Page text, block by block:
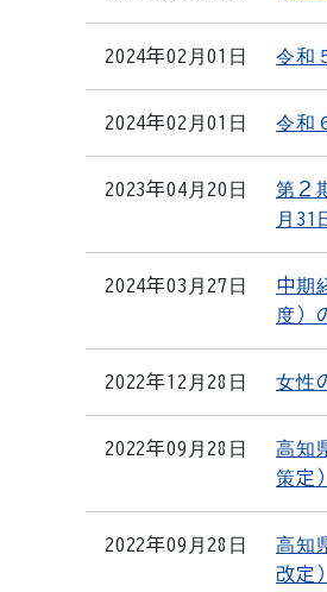
2024年02月01日 令和
2024年02月01日 令和
2023年04月20日
第２
月31
2024年03月27日
中期
度）
2022年12月28日 女性
2022年09月28日
高知
策定）
2022年09月28日
高知
改定）